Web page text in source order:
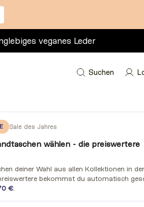
veganes Leder
Suchen
Sale des Jahres
wählen - die preiswertere
deiner Wahl aus allen Kollektionen in
bekommst du automatisch
€